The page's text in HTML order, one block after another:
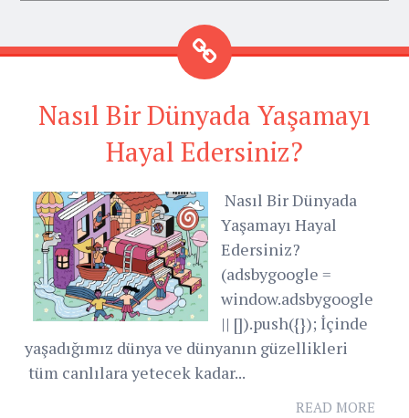
Nasıl Bir Dünyada Yaşamayı
Hayal Edersiniz?
Nasıl Bir Dünyada
Yaşamayı Hayal
Edersiniz?
(adsbygoogle =
window.adsbygoogle
|| []).push({}); İçinde
yaşadığımız dünya ve dünyanın güzellikleri
tüm canlılara yetecek kadar...
READ MORE